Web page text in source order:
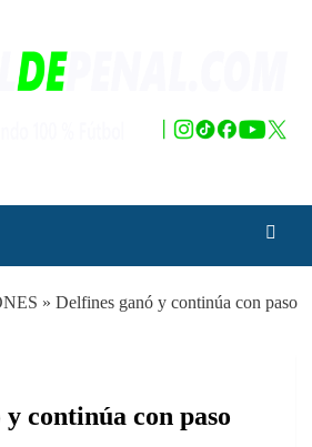
» Delfines ganó y continúa con paso
continúa con paso